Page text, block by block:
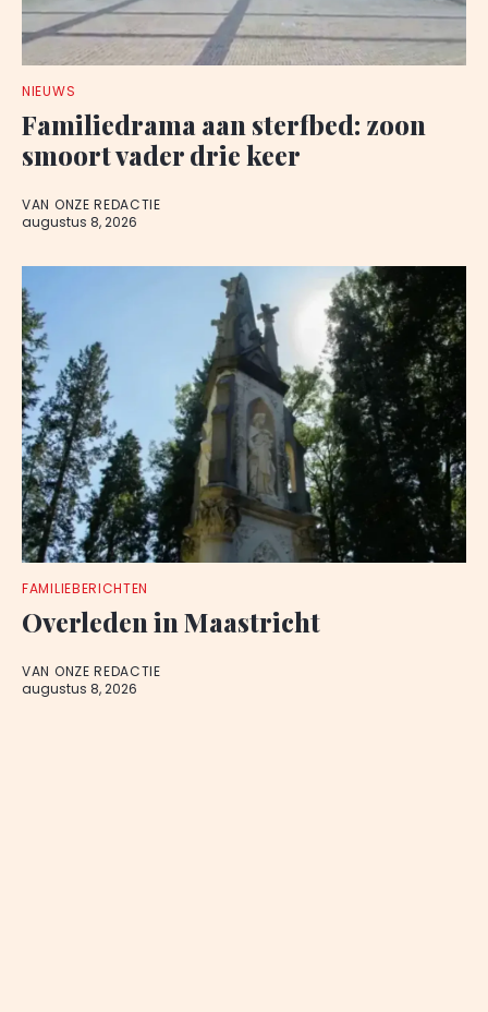
NIEUWS
Familiedrama aan sterfbed: zoon
smoort vader drie keer
VAN ONZE REDACTIE
augustus 8, 2026
FAMILIEBERICHTEN
Overleden in Maastricht
VAN ONZE REDACTIE
augustus 8, 2026